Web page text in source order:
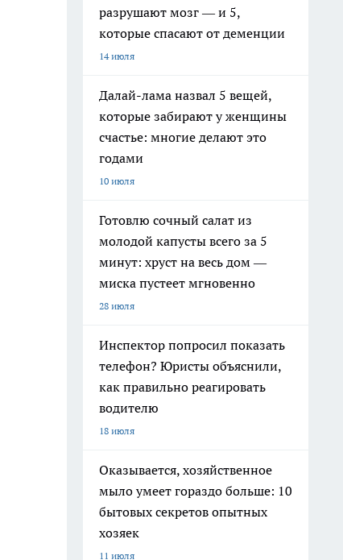
разрушают мозг — и 5,
которые спасают от деменции
14 июля
Далай-лама назвал 5 вещей,
которые забирают у женщины
счастье: многие делают это
годами
10 июля
Готовлю сочный салат из
молодой капусты всего за 5
минут: хруст на весь дом —
миска пустеет мгновенно
28 июля
Инспектор попросил показать
телефон? Юристы объяснили,
как правильно реагировать
водителю
18 июля
Оказывается, хозяйственное
мыло умеет гораздо больше: 10
бытовых секретов опытных
хозяек
11 июля